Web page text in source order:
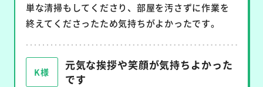
単な清掃もしてくださり、部屋を汚さずに作業を
終えてくださったため気持ちがよかったです。
K様
元気な挨拶や笑顔が気持ちよかった
です